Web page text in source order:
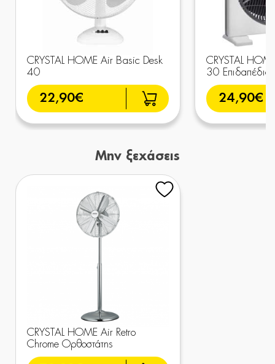
CRYSTAL HOME Air Basic Desk
40
22,90€
CRYSTAL
30
24,90€
Μην ξεχάσεις
CRYSTAL HOME Air Retro
Chrome Ορθοστάτης